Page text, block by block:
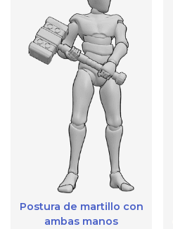
Postura de martillo con
ambas manos